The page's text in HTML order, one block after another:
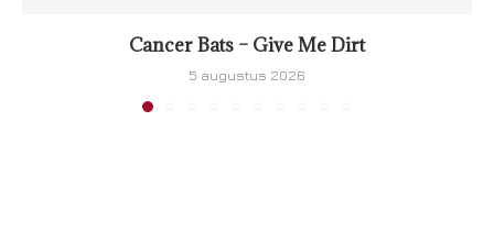
Cancer Bats – Give Me Dirt
5 augustus 2026